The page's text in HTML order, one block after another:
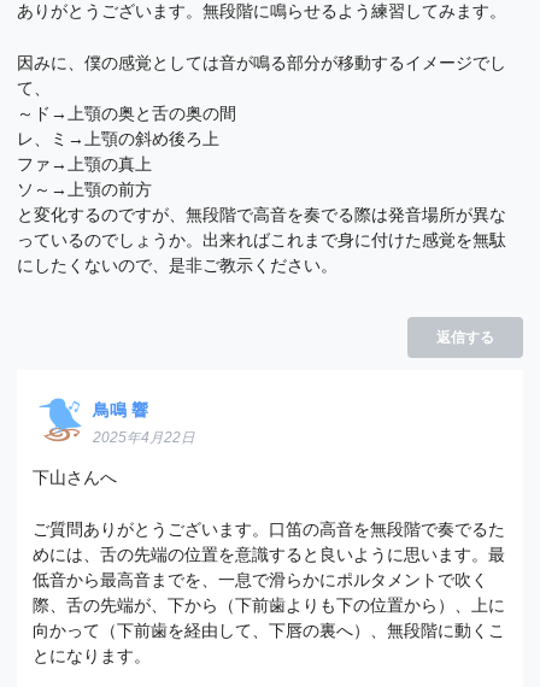
ありがとうございます。無段階に鳴らせるよう練習してみます。
因みに、僕の感覚としては音が鳴る部分が移動するイメージでし
て、
～ド→上顎の奥と舌の奥の間
レ、ミ→上顎の斜め後ろ上
ファ→上顎の真上
ソ～→上顎の前方
と変化するのですが、無段階で高音を奏でる際は発音場所が異な
っているのでしょうか。出来ればこれまで身に付けた感覚を無駄
にしたくないので、是非ご教示ください。
返信する
鳥鳴 響
2025年4月22日
下山さんへ
ご質問ありがとうございます。口笛の高音を無段階で奏でるた
めには、舌の先端の位置を意識すると良いように思います。最
低音から最高音までを、一息で滑らかにポルタメントで吹く
際、舌の先端が、下から（下前歯よりも下の位置から）、上に
向かって（下前歯を経由して、下唇の裏へ）、無段階に動くこ
とになります。